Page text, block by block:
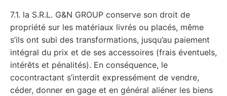
7.1. la S.R.L. G&N GROUP conserve son droit de
propriété sur les matériaux livrés ou placés, même
s’ils ont subi des transformations, jusqu’au paiement
intégral du prix et de ses accessoires (frais éventuels,
intérêts et pénalités). En conséquence, le
cocontractant s’interdit expressément de vendre,
céder, donner en gage et en général aliéner les biens